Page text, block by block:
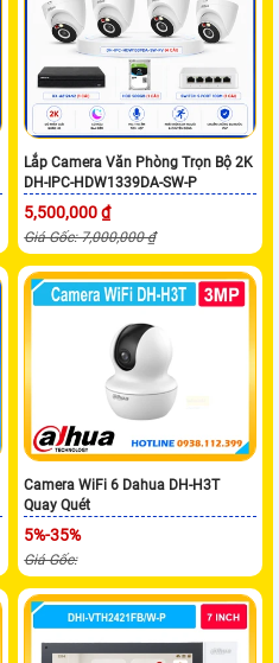
Lắp Camera Văn Phòng Trọn Bộ 2K
DH-IPC-HDW1339DA-SW-P
5,500,000 ₫
Giá Gốc: 7,000,000 ₫
Camera WiFi 6 Dahua DH-H3T
Quay Quét
5%-35%
Giá Gốc: